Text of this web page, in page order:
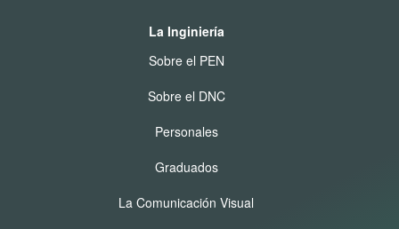
La Inginiería
Sobre el PEN
Sobre el DNC
Personales
Graduados
La Comunicación Visual